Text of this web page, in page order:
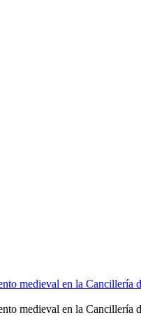
medieval en la Cancillería
medieval en la Cancillería